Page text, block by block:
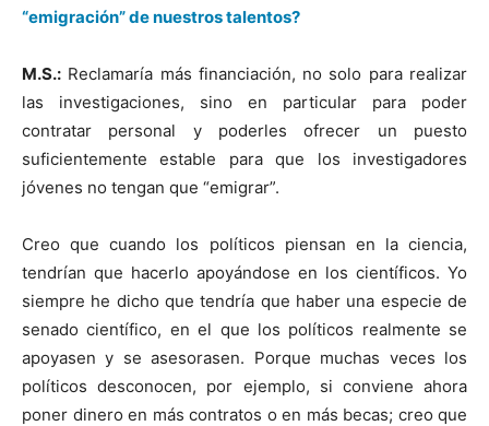
“emigración” de nuestros talentos?
M.S.: Reclamaría más financiación, no solo para realizar
las investigaciones, sino en particular para poder
contratar personal y poderles ofrecer un puesto
suficientemente estable para que los investigadores
jóvenes no tengan que “emigrar”.
Creo que cuando los políticos piensan en la ciencia,
tendrían que hacerlo apoyándose en los científicos. Yo
siempre he dicho que tendría que haber una especie de
senado científico, en el que los políticos realmente se
apoyasen y se asesorasen. Porque muchas veces los
políticos desconocen, por ejemplo, si conviene ahora
poner dinero en más contratos o en más becas; creo que